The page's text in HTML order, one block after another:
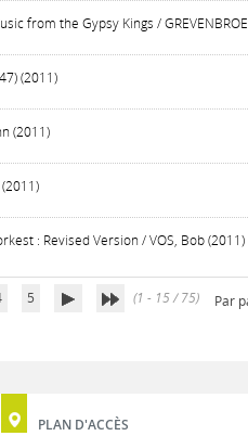
from the Gypsy Kings /
(2011)
(2011)
: Revised Version / VOS, Bob (2011)
5 (1 - 15 / 75) Par
PLAN D'ACCÈS